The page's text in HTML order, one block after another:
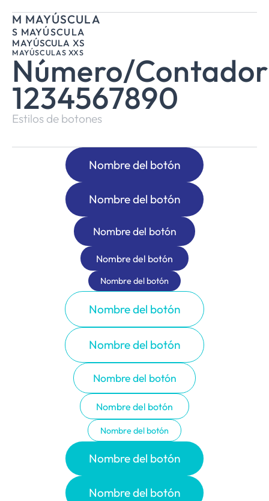
M MAYÚSCULA
S MAYÚSCULA
MAYÚSCULA XS
MAYÚSCULAS XXS
Número/Contador
1234567890
Estilos de botones
Nombre del botón
Nombre del botón
Nombre del botón
Nombre del botón
Nombre del botón
Nombre del botón
Nombre del botón
Nombre del botón
Nombre del botón
Nombre del botón
Nombre del botón
Nombre del botón